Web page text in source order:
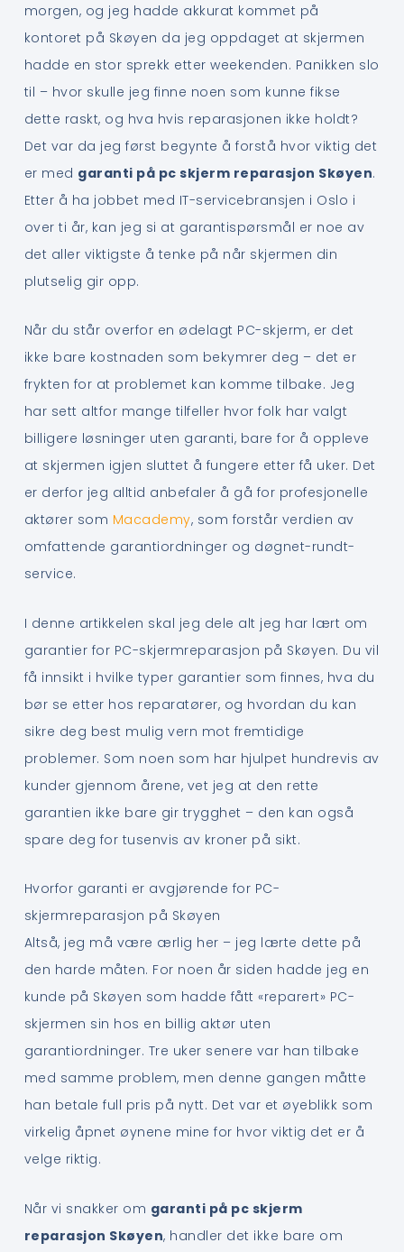
morgen, og jeg hadde akkurat kommet på
kontoret på Skøyen da jeg oppdaget at skjermen
hadde en stor sprekk etter weekenden. Panikken slo
til – hvor skulle jeg finne noen som kunne fikse
dette raskt, og hva hvis reparasjonen ikke holdt?
Det var da jeg først begynte å forstå hvor viktig det
er med garanti på pc skjerm reparasjon Skøyen.
Etter å ha jobbet med IT-servicebransjen i Oslo i
over ti år, kan jeg si at garantispørsmål er noe av
det aller viktigste å tenke på når skjermen din
plutselig gir opp.
Når du står overfor en ødelagt PC-skjerm, er det
ikke bare kostnaden som bekymrer deg – det er
frykten for at problemet kan komme tilbake. Jeg
har sett altfor mange tilfeller hvor folk har valgt
billigere løsninger uten garanti, bare for å oppleve
at skjermen igjen sluttet å fungere etter få uker. Det
er derfor jeg alltid anbefaler å gå for profesjonelle
aktører som Macademy, som forstår verdien av
omfattende garantiordninger og døgnet-rundt-
service.
I denne artikkelen skal jeg dele alt jeg har lært om
garantier for PC-skjermreparasjon på Skøyen. Du vil
få innsikt i hvilke typer garantier som finnes, hva du
bør se etter hos reparatører, og hvordan du kan
sikre deg best mulig vern mot fremtidige
problemer. Som noen som har hjulpet hundrevis av
kunder gjennom årene, vet jeg at den rette
garantien ikke bare gir trygghet – den kan også
spare deg for tusenvis av kroner på sikt.
Hvorfor garanti er avgjørende for PC-
skjermreparasjon på Skøyen
Altså, jeg må være ærlig her – jeg lærte dette på
den harde måten. For noen år siden hadde jeg en
kunde på Skøyen som hadde fått «reparert» PC-
skjermen sin hos en billig aktør uten
garantiordninger. Tre uker senere var han tilbake
med samme problem, men denne gangen måtte
han betale full pris på nytt. Det var et øyeblikk som
virkelig åpnet øynene mine for hvor viktig det er å
velge riktig.
Når vi snakker om garanti på pc skjerm
reparasjon Skøyen, handler det ikke bare om